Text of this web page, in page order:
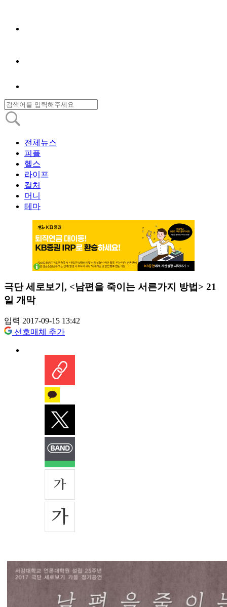
전체뉴스
피플
헬스
라이프
컬처
머니
테마
극단 세로보기, <남편을 죽이는 서른가지 방법> 21
일 개막
입력 2017-09-15 13:42
선호매체 추가